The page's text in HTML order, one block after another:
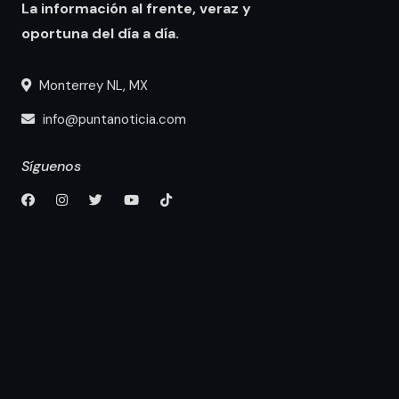
La información al frente, veraz y
oportuna del día a día.
Monterrey NL, MX
info@puntanoticia.com
Síguenos